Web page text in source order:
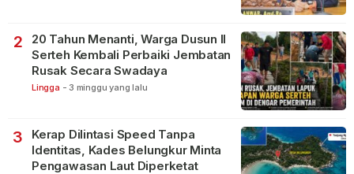
2
20 Tahun Menanti, Warga Dusun II
Serteh Kembali Perbaiki Jembatan
Rusak Secara Swadaya
Lingga - 3 minggu yang lalu
3
Kerap Dilintasi Speed Tanpa
Identitas, Kades Belungkur Minta
Pengawasan Laut Diperketat